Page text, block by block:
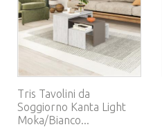
Tris Tavolini da
Soggiorno Kanta Light
Moka/Bianco...